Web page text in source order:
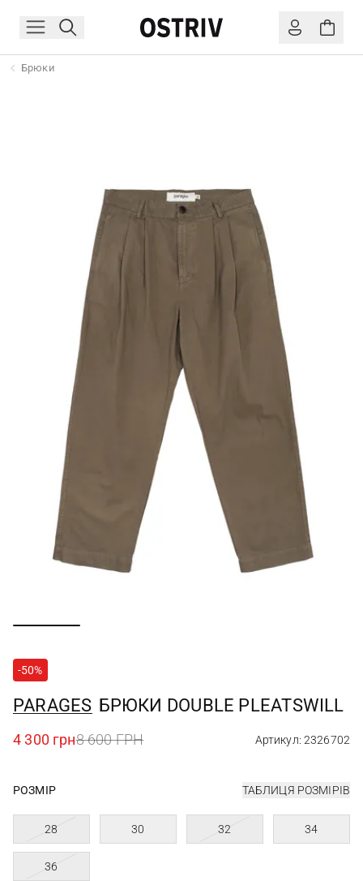
Брюки
-50%
PARAGES БРЮКИ DOUBLE PLEATSWILL
4 300 грн8 600 ГРН Артикул: 2326702
РОЗМІР ТАБЛИЦЯ РОЗМІРІВ
28 30 32 34
36